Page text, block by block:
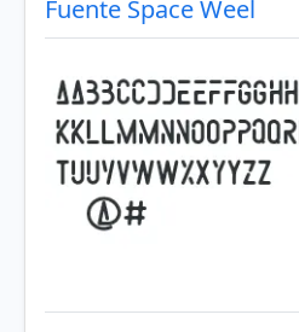
Fuente Space Weel